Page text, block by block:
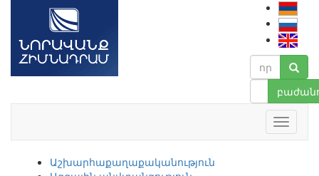
Աշխարհաքաղաքականություն